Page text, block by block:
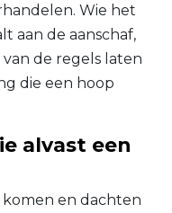
Wie het
aan de aanschaf,
de regels laten
die een hoop
alvast een
en dachten